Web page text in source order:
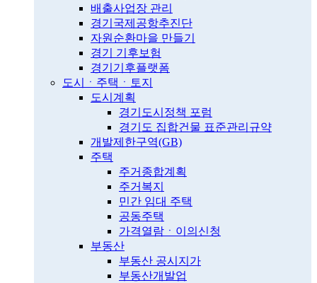
배출사업장 관리
경기국제공항추진단
자원순환마을 만들기
경기 기후보험
경기기후플랫폼
도시ㆍ주택ㆍ토지
도시계획
경기도시정책 포럼
경기도 집합건물 표준관리규약
개발제한구역(GB)
주택
주거종합계획
주거복지
민간 임대 주택
공동주택
가격열람ㆍ이의신청
부동산
부동산 공시지가
부동산개발업